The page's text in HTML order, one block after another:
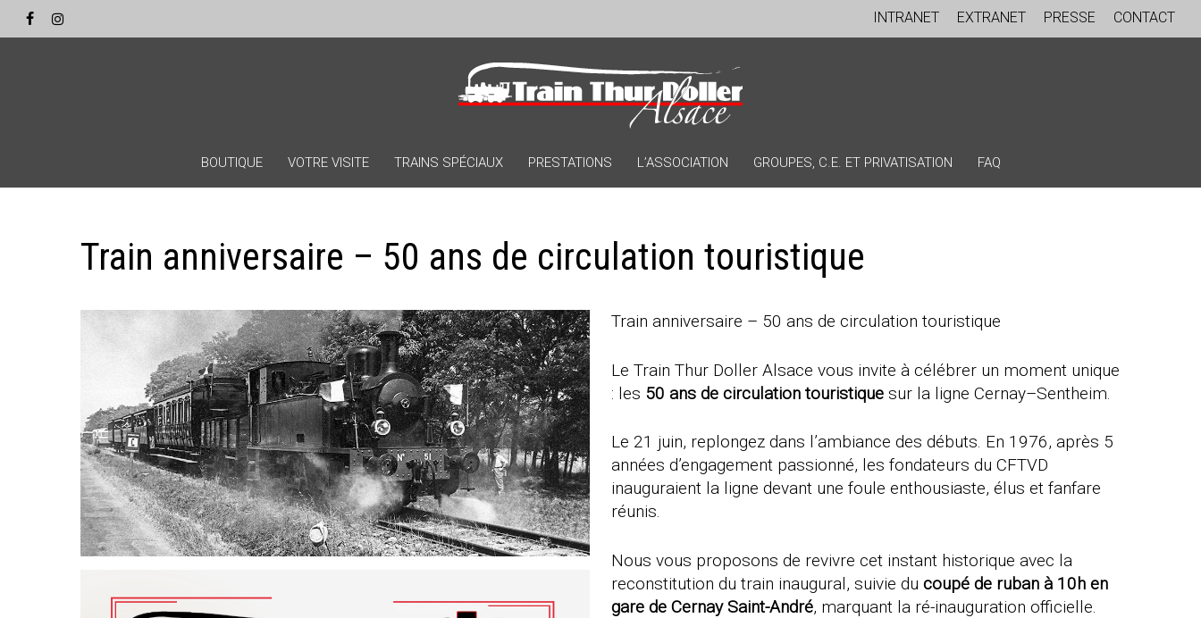
Skip
to
INTRANET EXTRANET PRESSE CONTACT
BOUTIQUE VOTRE VISITE TRAINS SPÉCIAUX PRESTATIONS L’ASSOCIATION GROUPES, C.E. ET PRIVATISATION FAQ
Train anniversaire – 50 ans de circulation touristique
Train anniversaire – 50 ans de circulation touristique
Le Train Thur Doller Alsace vous invite à célébrer un moment unique
: les 50 ans de circulation touristiquesur la ligne Cernay–Sentheim.
Le 21 juin, replongez dans l’ambiance des débuts. En 1976, après 5
années d’engagement passionné, les fondateurs du CFTVD
inauguraient la ligne devant une foule enthousiaste, élus et fanfare
réunis.
Nous vous proposons de revivre cet instant historique avec la
reconstitution du train inaugural, suivie du coupé de ruban à 10h en
gare de Cernay Saint-André, marquant la ré-inauguration officielle.
Panneau de gestion des cookies